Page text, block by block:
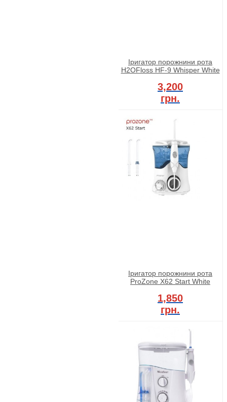
Іригатор порожнини рота
H2OFloss HF-9 Whisper White
3,200
грн.
Іригатор порожнини рота
ProZone X62 Start White
1,850
грн.